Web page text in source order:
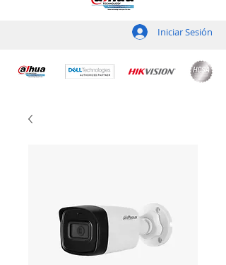
Iniciar Sesión